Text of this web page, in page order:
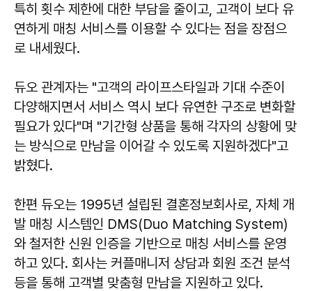
특히 횟수 제한에 대한 부담을 줄이고, 고객이 보다 유
연하게 매칭 서비스를 이용할 수 있다는 점을 장점으
로 내세웠다.
듀오 관계자는 "고객의 라이프스타일과 기대 수준이
다양해지면서 서비스 역시 보다 유연한 구조로 변화할
필요가 있다"며 "기간형 상품을 통해 각자의 상황에 맞
는 방식으로 만남을 이어갈 수 있도록 지원하겠다"고
밝혔다.
한편 듀오는 1995년 설립된 결혼정보회사로, 자체 개
발 매칭 시스템인 DMS(Duo Matching System)
와 철저한 신원 인증을 기반으로 매칭 서비스를 운영
하고 있다. 회사는 커플매니저 상담과 회원 조건 분석
등을 통해 고객별 맞춤형 만남을 지원하고 있다.